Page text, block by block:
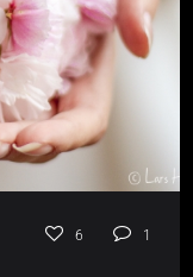
6 1